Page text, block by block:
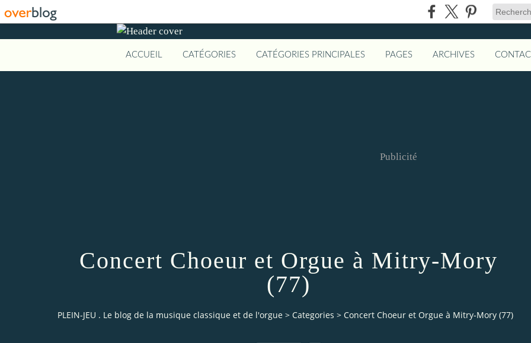
ACCUEIL CATÉGORIES CATÉGORIES PRINCIPALES PAGES ARCHIVES
Publicité
Concert Choeur et Orgue à Mitry-Mory
(77)
PLEIN-JEU . Le blog de la musique classique et de l'orgue > Categories > Concert Choeur et Orgue à Mitry-Mory (77)